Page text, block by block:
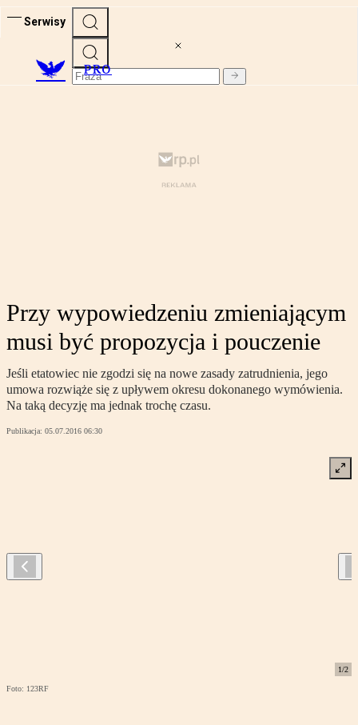
Serwisy
PRO
Przy wypowiedzeniu zmieniającym
musi być propozycja i pouczenie
Jeśli etatowiec nie zgodzi się na nowe zasady zatrudnienia, jego
umowa rozwiąże się z upływem okresu dokonanego wymówienia.
Na taką decyzję ma jednak trochę czasu.
Publikacja: 05.07.2016 06:30
1/2
Foto: 123RF